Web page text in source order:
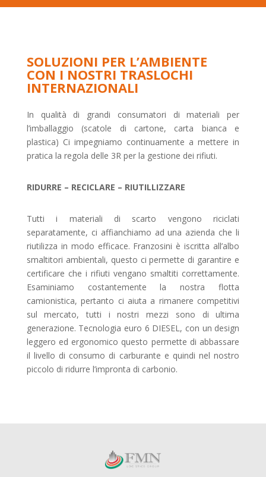
SOLUZIONI PER L’AMBIENTE
CON I NOSTRI TRASLOCHI
INTERNAZIONALI
In qualità di grandi consumatori di materiali per
l’imballaggio (scatole di cartone, carta bianca e
plastica) Ci impegniamo continuamente a mettere in
pratica la regola delle 3R per la gestione dei rifiuti.
RIDURRE – RECICLARE – RIUTILLIZZARE
Tutti i materiali di scarto vengono riciclati
separatamente, ci affianchiamo ad una azienda che li
riutilizza in modo efficace. Franzosini è iscritta all’albo
smaltitori ambientali, questo ci permette di garantire e
certificare che i rifiuti vengano smaltiti correttamente.
Esaminiamo costantemente la nostra flotta
camionistica, pertanto ci aiuta a rimanere competitivi
sul mercato, tutti i nostri mezzi sono di ultima
generazione. Tecnologia euro 6 DIESEL, con un design
leggero ed ergonomico questo permette di abbassare
il livello di consumo di carburante e quindi nel nostro
piccolo di ridurre l’impronta di carbonio.